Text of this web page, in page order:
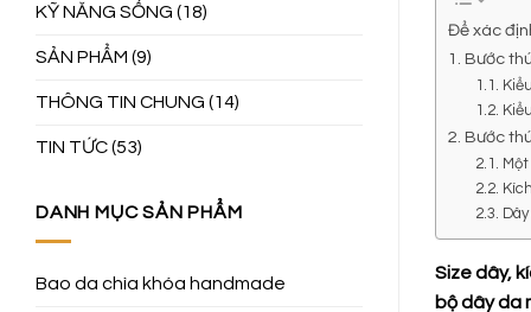
KỸ NĂNG SỐNG (18)
SẢN PHẨM (9)
THÔNG TIN CHUNG (14)
TIN TỨC(53)
DANH MỤC SẢN PHẨM
Bao da chìa khóa handmade
Để xác
1. Bước
1.1.
1.2.
2. Bước
2.1.
2.2.
2.3.
Size dây,
bộ dây da